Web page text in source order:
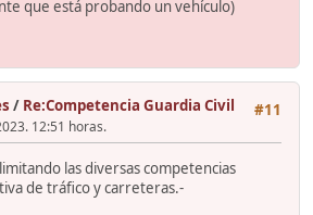
que está probando un vehículo)
#11
/ Re:Competencia Guardia Civil
12:51 horas.
las diversas competencias
de tráfico y carreteras.-